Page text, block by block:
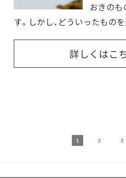
おきの
す。しかし、どういったもの
詳しくはこ
1 2 3